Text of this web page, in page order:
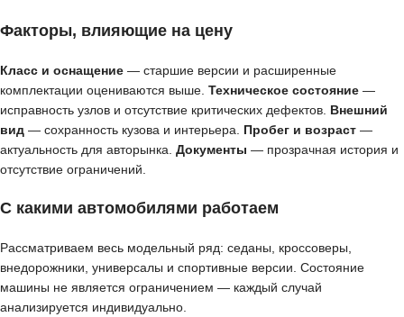
Факторы, влияющие на цену
Класс и оснащение — старшие версии и расширенные
комплектации оцениваются выше. Техническое состояние —
исправность узлов и отсутствие критических дефектов. Внешний
вид — сохранность кузова и интерьера. Пробег и возраст —
актуальность для авторынка. Документы — прозрачная история и
отсутствие ограничений.
С какими автомобилями работаем
Рассматриваем весь модельный ряд: седаны, кроссоверы,
внедорожники, универсалы и спортивные версии. Состояние
машины не является ограничением — каждый случай
анализируется индивидуально.